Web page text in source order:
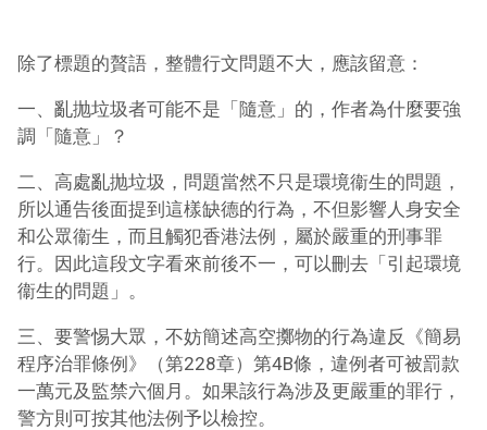
除了標題的贅語，整體行文問題不大，應該留意：
一、亂抛垃圾者可能不是「隨意」的，作者為什麼要強
調「隨意」？
二、高處亂抛垃圾，問題當然不只是環境衞生的問題，
所以通告後面提到這樣缺德的行為，不但影響人身安全
和公眾衞生，而且觸犯香港法例，屬於嚴重的刑事罪
行。因此這段文字看來前後不一，可以刪去「引起環境
衞生的問題」。
三、要警惕大眾，不妨簡述高空擲物的行為違反《簡易
程序治罪條例》（第228章）第4B條，違例者可被罰款
一萬元及監禁六個月。如果該行為涉及更嚴重的罪行，
警方則可按其他法例予以檢控。